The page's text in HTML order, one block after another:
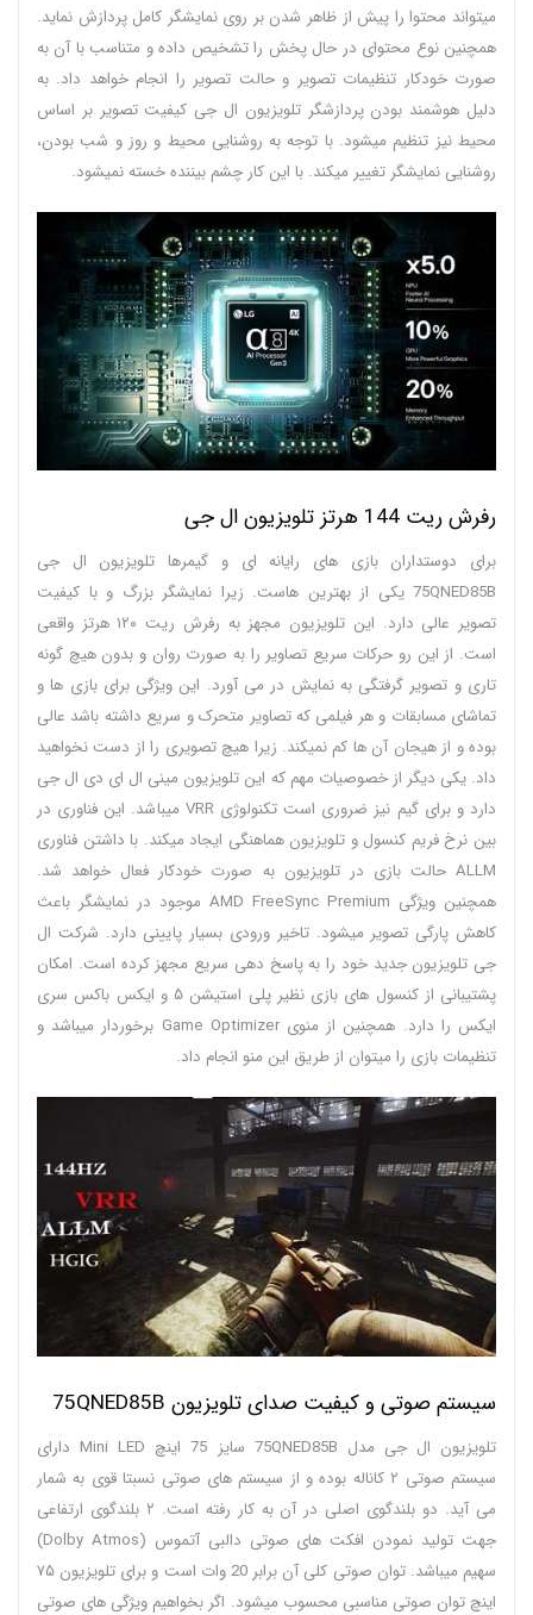
میتواند محتوا را پیش از ظاهر شدن بر روی نمایشگر کامل پردازش نماید.
همچنین نوع محتوای در حال پخش را تشخیص داده و متناسب با آن به
صورت خودکار تنظیمات تصویر و حالت تصویر را انجام خواهد داد. به
دلیل هوشمند بودن پردازشگر تلویزیون ال جی کیفیت تصویر بر اساس
محیط نیز تنظیم میشود. با توجه به روشنایی محیط و روز و شب بودن،
روشنایی نمایشگر تغییر میکند. با این کار چشم بیننده خسته نمیشود.
رفرش ریت 144 هرتز تلویزیون ال جی
برای دوستداران بازی های رایانه ای و گیمرها تلویزیون ال جی
75QNED85B یکی از بهترین هاست. زیرا نمایشگر بزرگ و با کیفیت
تصویر عالی دارد. این تلویزیون مجهز به رفرش ریت ۱۲۰ هرتز واقعی
است. از این رو حرکات سریع تصاویر را به صورت روان و بدون هیچ گونه
تاری و تصویر گرفتگی به نمایش در می آورد. این ویژگی برای بازی ها و
تماشای مسابقات و هر فیلمی که تصاویر متحرک و سریع داشته باشد عالی
بوده و از هیجان آن ها کم نمیکند. زیرا هیچ تصویری را از دست نخواهید
داد. یکی دیگر از خصوصیات مهم که این تلویزیون مینی ال ای دی ال جی
دارد و برای گیم نیز ضروری است تکنولوژی VRR میباشد. این فناوری در
بین نرخ فریم کنسول و تلویزیون هماهنگی ایجاد میکند. با داشتن فناوری
ALLM حالت بازی در تلویزیون به صورت خودکار فعال خواهد شد.
همچنین ویژگی AMD FreeSync Premium موجود در نمایشگر باعث
کاهش پارگی تصویر میشود. تاخیر ورودی بسیار پایینی دارد. شرکت ال
جی تلویزیون جدید خود را به پاسخ دهی سریع مجهز کرده است. امکان
پشتیبانی از کنسول های بازی نظیر پلی استیشن ۵ و ایکس باکس سری
ایکس را دارد. همچنین از منوی Game Optimizer برخوردار میباشد و
تنظیمات بازی را میتوان از طریق این منو انجام داد.
سیستم صوتی و کیفیت صدای تلویزیون 75QNED85B
تلویزیون ال جی مدل 75QNED85B سایز 75 اینچ Mini LED دارای
سیستم صوتی ۲ کاناله بوده و از سیستم های صوتی نسبتا قوی به شمار
می آید. دو بلندگوی اصلی در آن به کار رفته است. ۲ بلندگوی ارتفاعی
جهت تولید نمودن افکت های صوتی دالبی آتموس (Dolby Atmos)
سهیم میباشد. توان صوتی کلی آن برابر 20 وات است و برای تلویزیون ۷۵
اینچ توان صوتی مناسبی محسوب میشود. اگر بخواهیم ویژگی های صوتی